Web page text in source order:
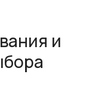
и